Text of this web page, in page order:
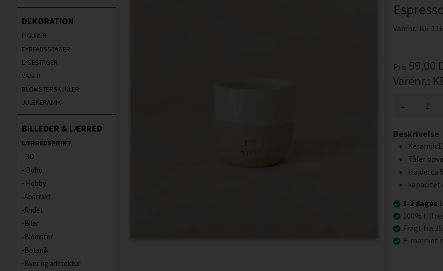
DEKORATION
FIGURER
FYRFADSSTAGER
LYSESTAGER
VASER
BLOMSTERSKJULER
JULEKERAMIK
BILLEDER & LÆRRED
LÆRREDSPRINT
3D
Boho
Hobby
Abstrakt
Andet
Biler
Blomster
Botanik
Byer og arkitektur
Varenr.: KE-
Pris 99,00
Varenr.:
-
Beskrivelse
Keramik
Tåler
Højde: ca
kapacitet
1-2 dages
100%
Fragt fra
E-mærket